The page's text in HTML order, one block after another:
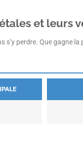
et leurs
s’y perdre. Que gagne